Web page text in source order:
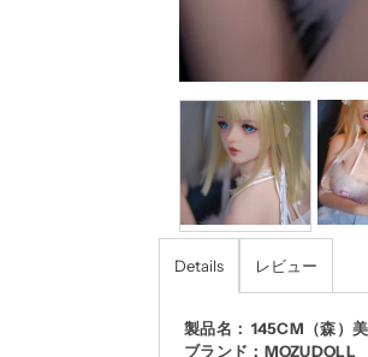
Details レビュー
製品名： 145CM（森）
ブランド：MOZUDOLL